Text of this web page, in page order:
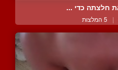
חלצתה כדי ...
| 5 המלצות